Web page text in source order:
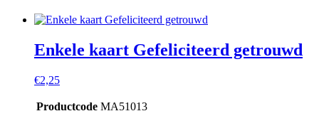
Enkele kaart Gefeliciteerd getrouwd
€2,25
Productcode MA51013